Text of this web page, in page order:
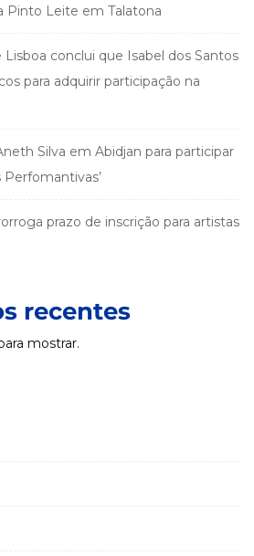
Pinto Leite em Talatona
Lisboa conclui que Isabel dos Santos
para adquirir participação na
Silva em Abidjan para participar
Perfomantivas’
prazo de inscrição para artistas
recentes
mostrar.